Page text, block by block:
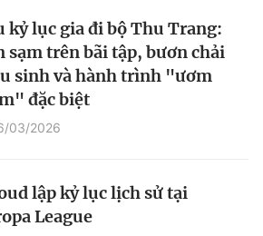
kỷ lục gia đi bộ Thu Trang:
sạm trên bãi tập, bươn chải
sinh và hành trình "ươm
đặc biệt
03/2026
lập kỷ lục lịch sử tại
League